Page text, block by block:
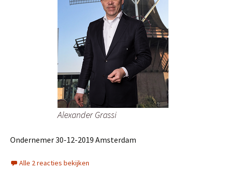
Alexander Grassi
Ondernemer 30-12-2019 Amsterdam
Alle 2 reacties bekijken